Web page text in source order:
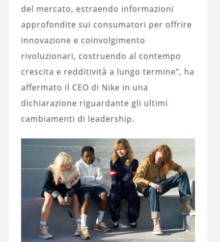
del mercato, estraendo informazioni
approfondite sui consumatori per offrire
innovazione e coinvolgimento
rivoluzionari, costruendo al contempo
crescita e redditività a lungo termine”, ha
affermato il CEO di Nike in una
dichiarazione riguardante gli ultimi
cambiamenti di leadership.